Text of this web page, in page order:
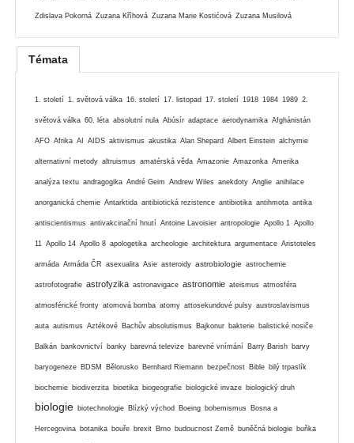
Zdislava Pokorná Zuzana Kříhová Zuzana Marie Kostićová Zuzana Musilová
Témata
1. století 1. světová válka 16. století 17. listopad 17. století 1918 1984 1989 2.
světová válka 60. léta absolutní nula Abúsír adaptace aerodynamika Afghánistán
AFO Afrika AI AIDS aktivismus akustika Alan Shepard Albert Einstein alchymie
alternativní metody altruismus amatérská věda Amazonie Amazonka Amerika
analýza textu andragogika André Geim Andrew Wiles anekdoty Anglie anihilace
anorganická chemie Antarktida antibiotická rezistence antibiotika antihmota antika
antiscientismus antivakcinační hnutí Antoine Lavoisier antropologie Apollo 1 Apollo
11 Apollo 14 Apollo 8 apologetika archeologie architektura argumentace Aristoteles
armáda Armáda ČR asexualita Asie asteroidy astrobiologie astrochemie
astrofotografie astrofyzika astronavigace astronomie ateismus atmosféra
atmosférické fronty atomová bomba atomy attosekundové pulsy austroslavismus
auta autismus Aztékové Bachův absolutismus Bajkonur bakterie balistické nosiče
Balkán bankovnictví banky barevná televize barevné vnímání Barry Barish barvy
baryogeneze BDSM Bělorusko Bernhard Riemann bezpečnost Bible bilý trpaslík
biochemie biodiverzita bioetika biogeografie biologické invaze biologický druh
biologie biotechnologie Blízký východ Boeing bohemismus Bosna a
Hercegovina botanika bouře brexit Brno budoucnost Země buněčná biologie buňka